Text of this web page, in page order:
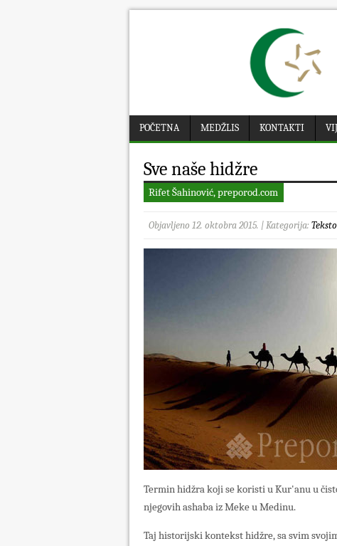
POČETNA MEDŽLIS KONTAKTI
Sve naše hidžre
Rifet Šahinović, preporod.com
Objavljeno 12. oktobra 2015. | Kategorija:
Termin hidžra koji se koristi u Kur'anu u
njegovih ashaba iz Meke u Medinu.
Taj historijski kontekst hidžre, sa svim